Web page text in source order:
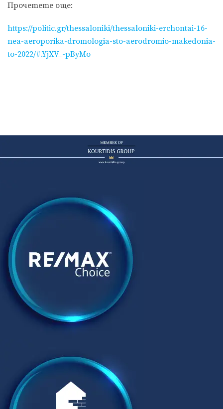
Прочетете още:
https://politic.gr/thessaloniki/thessaloniki-erchontai-16-
nea-aeroporika-dromologia-sto-aerodromio-makedonia-
to-2022/#.YjXV_-pByMo